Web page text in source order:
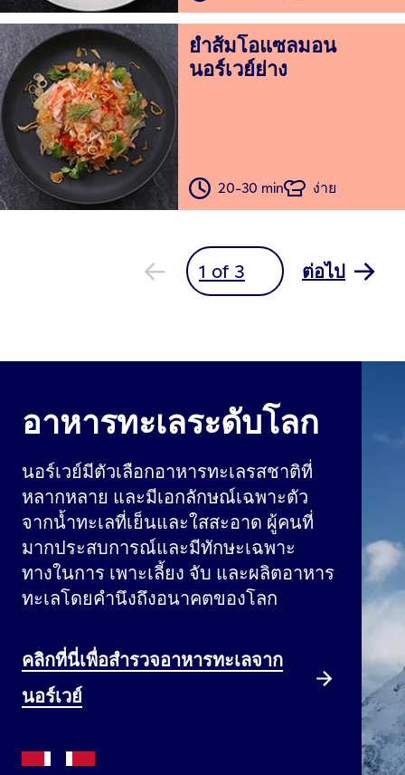
ยำส้มโอแซลมอน
นอร์เวย์ย่าง
20-30 min ง่าย
ต่อไป
อาหารทะเลระดับโลก
นอร์เวย์มีตัวเลือกอาหารทะเลรสชาติที่
หลากหลาย และมีเอกลักษณ์เฉพาะตัว
จากน้ำทะเลที่เย็นและใสสะอาด ผู้คนที่
มากประสบการณ์และมีทักษะเฉพาะ
ทางในการ เพาะเลี้ยง จับ และผลิตอาหาร
ทะเลโดยคำนึงถึงอนาคตของโลก
คลิกที่นี่เพื่อสำรวจอาหารทะเลจาก
นอร์เวย์